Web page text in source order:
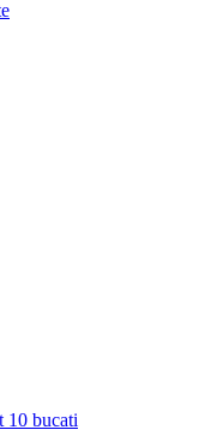
10 bucati